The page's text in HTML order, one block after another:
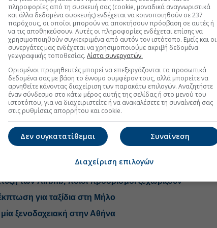
εξελίξεις με την υπογραφη εγκυρότητας του Euro2day.gr
FOLLOW US
Ακολουθήστε τη σελίδα τουEuro2day.grστοLinkedin
εκεί οι χιλιάδες ιδιοκτήτες, οι οικογένειές τους, οι
και οι επαγγελματίες θα δώσουν συντονισμένα
καταλήγει.
σε... δίαιτα οι αυξήσεις στα ξενοδοχεία
των Airbnb, ποιοι προορισμοί ξεχωρίζουν
για ταξίδια στη Μήλο
ξενοδοχειακή στην Αθήνα
πληροφορίες από τη συσκευή σας (cookie, μοναδικά αναγνωριστικά
και άλλα δεδομένα συσκευής) ενδέχεται να κοινοποιηθούν σε 237
παρόχους, οι οποίοι μπορούν να αποκτήσουν πρόσβαση σε αυτές ή
να τις αποθηκεύσουν. Αυτές οι πληροφορίες ενδέχεται επίσης να
χρησιμοποιηθούν συγκεκριμένα από αυτόν τον ιστότοπο. Εμείς και οι
συνεργάτες μας ενδέχεται να χρησιμοποιούμε ακριβή δεδομένα
γεωγραφικής τοποθεσίας. Λίστα συνεργατών.
Ορισμένοι προμηθευτές μπορεί να επεξεργάζονται τα προσωπικά
δεδομένα σας με βάση το έννομο συμφέρον τους, αλλά μπορείτε να
αρνηθείτε κάνοντας διαχείριση των παρακάτω επιλογών. Αναζητήστε
έναν σύνδεσμο στο κάτω μέρος αυτής της σελίδας ή στο μενού του
ιστοτόπου, για να διαχειριστείτε ή να ανακαλέσετε τη συναίνεσή σας
στις ρυθμίσεις απορρήτου και cookie.
Συναίνεση
Δεν συγκατατίθεμαι
Διαχείριση επιλογών